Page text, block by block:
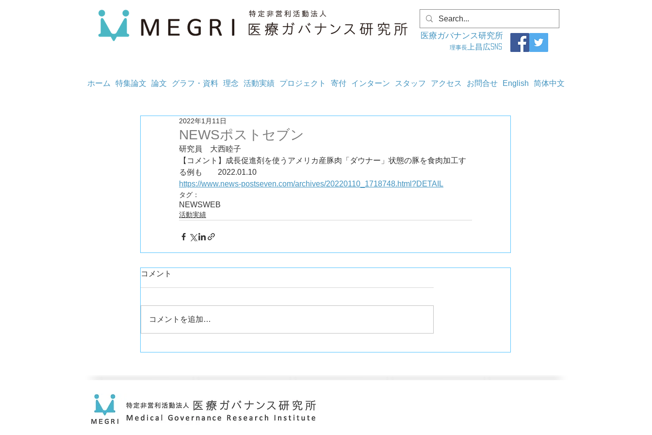
医療ガバナンス研究所
理事長 上昌広SNS
ホーム 特集論文 論文 グラフ・資料 理念 活動実績 プロジェクト 寄付 インターン スタッフ アクセス お問合せ English 简体中文
NEWSポストセブン
2022年1月11日
研究員　大西睦子
【コメント】成長促進剤を使うアメリカ産豚肉「ダウナー」状態の豚を食肉加工す
る例も	2022.01.10
https://www.news-postseven.com/archives/20220110_1718748.html?DETAIL
タグ：
NEWSWEB
活動実績
コメント
コメントを追加…